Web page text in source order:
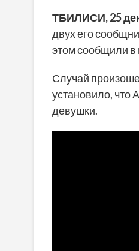
ТБИЛИСИ, 25
двух его
этом сообщили
Случай
установило, что
девушки.